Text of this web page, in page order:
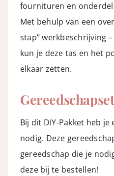
fournituren en
Met behulp van een
stap” werkbeschrijving
kun je deze tas en het
elkaar zetten.
Gereedschapset
Bij dit DIY-Pakket heb je
nodig. Deze
gereedschap die je
deze bij te bestellen!